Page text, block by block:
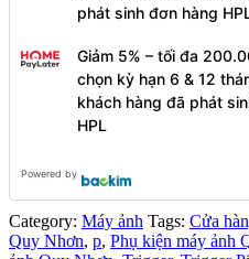
phát sinh đơn hàng
Giảm 5% – tối đa
chọn kỳ hạn 6 & 12
khách hàng đã phát
HPL
Powered by
Category: Máy ảnh Tags: Cửa
Quy Nhơn, p, Phụ kiện máy ảnh